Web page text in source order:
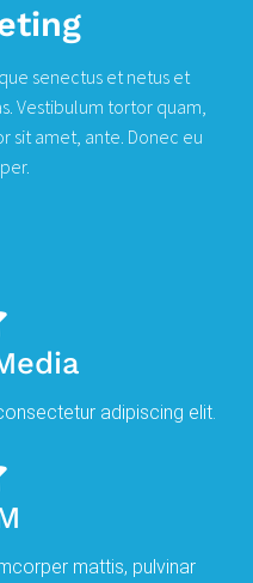
senectus et netus et
Vestibulum tortor quam,
sit amet, ante. Donec eu
adipiscing elit.
mattis, pulvinar